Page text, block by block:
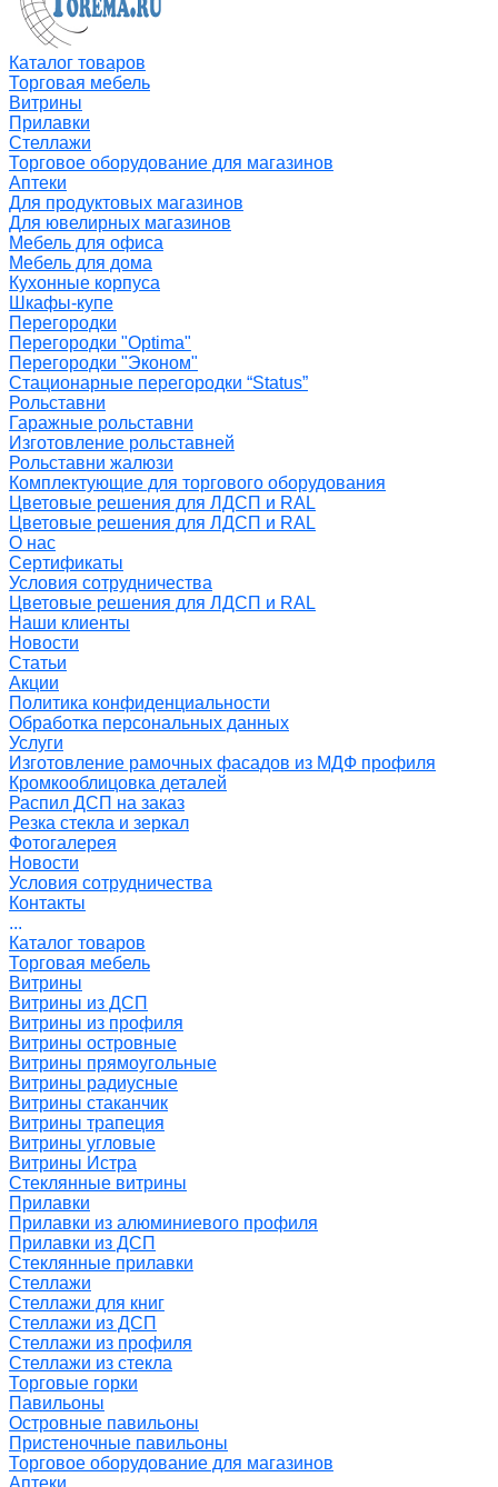
Каталог товаров
Торговая мебель
Витрины
Прилавки
Стеллажи
Торговое оборудование для магазинов
Аптеки
Для продуктовых магазинов
Для ювелирных магазинов
Мебель для офиса
Мебель для дома
Кухонные корпуса
Шкафы-купе
Перегородки
Перегородки "Optima"
Перегородки "Эконом"
Стационарные перегородки “Status”
Рольставни
Гаражные рольставни
Изготовление рольставней
Рольставни жалюзи
Комплектующие для торгового оборудования
Цветовые решения для ЛДСП и RAL
Цветовые решения для ЛДСП и RAL
О нас
Сертификаты
Условия сотрудничества
Цветовые решения для ЛДСП и RAL
Наши клиенты
Новости
Статьи
Акции
Политика конфиденциальности
Обработка персональных данных
Услуги
Изготовление рамочных фасадов из МДФ профиля
Кромкооблицовка деталей
Распил ДСП на заказ
Резка стекла и зеркал
Фотогалерея
Новости
Условия сотрудничества
Контакты
...
Каталог товаров
Торговая мебель
Витрины
Витрины из ДСП
Витрины из профиля
Витрины островные
Витрины прямоугольные
Витрины радиусные
Витрины стаканчик
Витрины трапеция
Витрины угловые
Витрины Истра
Стеклянные витрины
Прилавки
Прилавки из алюминиевого профиля
Прилавки из ДСП
Стеклянные прилавки
Стеллажи
Стеллажи для книг
Стеллажи из ДСП
Стеллажи из профиля
Стеллажи из стекла
Торговые горки
Павильоны
Островные павильоны
Пристеночные павильоны
Торговое оборудование для магазинов
Аптеки